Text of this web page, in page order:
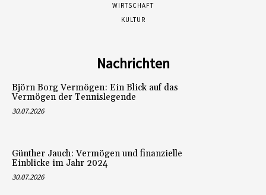
WIRTSCHAFT
KULTUR
Nachrichten
Björn Borg Vermögen: Ein Blick auf das
Vermögen der Tennislegende
30.07.2026
Günther Jauch: Vermögen und finanzielle
Einblicke im Jahr 2024
30.07.2026